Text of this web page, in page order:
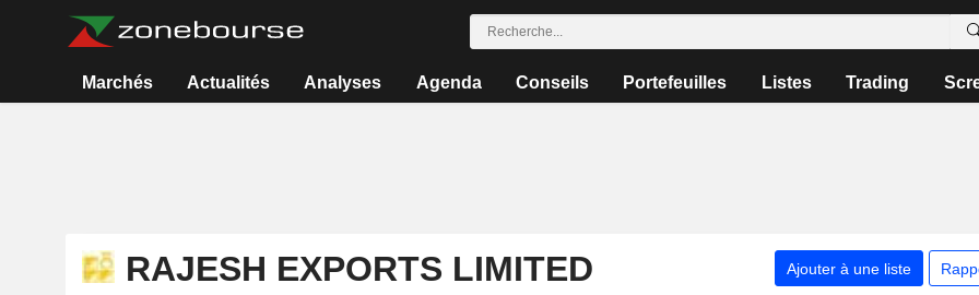
Marchés Actualités Analyses Agenda Conseils Portefeuilles Listes Trading
RAJESH EXPORTS LIMITED Ajouter à une liste